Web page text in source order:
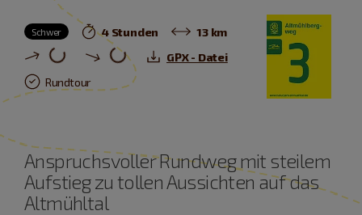
Schwer 4 Stunden
13 km
GPX - Datei
Rundtour
Anspruchsvoller Rundweg mit steilem
Aufstieg zu tollen Aussichten auf das
Altmühltal